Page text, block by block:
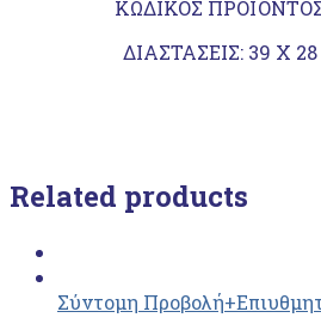
ΚΩΔΙΚΟΣ
ΔΙΑΣΤΑΣΕΙΣ: 39 X
Related products
Σύντομη Προβολή